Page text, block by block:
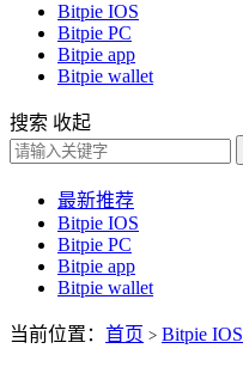
Bitpie IOS
Bitpie PC
Bitpie app
Bitpie wallet
搜索 收起
最新推荐
Bitpie IOS
Bitpie PC
Bitpie app
Bitpie wallet
当前位置： 首页 > Bitpie IOS